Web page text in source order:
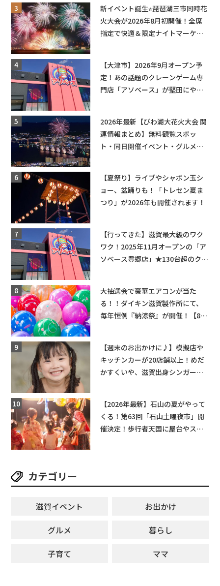
新イベント誕生⭐︎琵琶湖三市同時花
火大会が2026年8月初開催！全席
指定で快適＆限定ナイトマーケッ
【大津市】2026年9月オープン予
定！あの話題のクレーンゲーム専
門店「アソベース」が堅田にやっ
2026年最新【びわ湖大花火大会 関
連情報まとめ】無料観覧スポッ
ト・同日開催イベント・グルメマ
【夏祭り】ライブやシャボン玉シ
ョー、盆踊りも！「トレセン夏ま
つり」が2026年も開催されます！
【行ってきた】滋賀最大級のワク
ワク！2025年11月オープンの「ア
ソベース豊郷店」★130台超のクレ
大抽選会で豪華エアコンが当た
る！！ダイキン滋賀製作所にて、
毎年恒例『納涼祭』が開催！【8月
【週末のお出かけに♪】模擬店や
キッチンカーが20店舗以上！めだ
かすくいや、滋賀出身シンガーソ
【2026年最新】石山の夏がやって
くる！第63回「石山土曜夜市」開
催決定！歩行者天国に屋台やステ
カテゴリー
滋賀イベント
お出かけ
グルメ
暮らし
子育て
ママ